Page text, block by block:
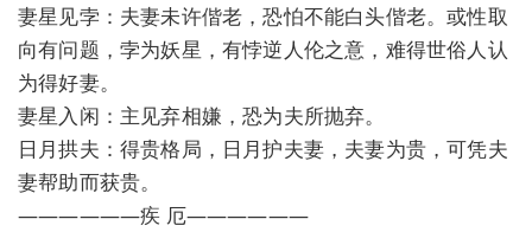
妻星见孛：夫妻未许偕老，恐怕不能白头偕老。或性取
向有问题，孛为妖星，有悖逆人伦之意，难得世俗人认
为得好妻。
妻星入闲：主见弃相嫌，恐为夫所抛弃。
日月拱夫：得贵格局，日月护夫妻，夫妻为贵，可凭夫
妻帮助而获贵。
——————疾 厄——————